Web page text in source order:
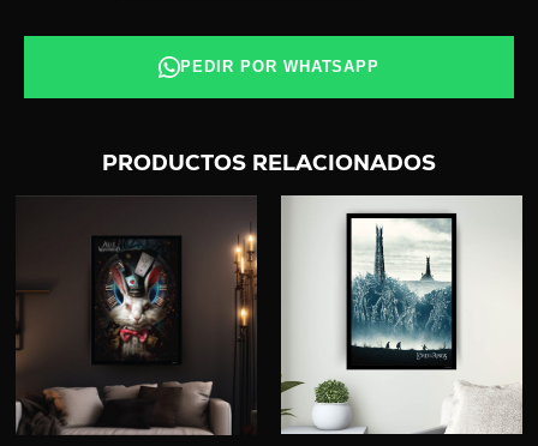
PEDIR POR WHATSAPP
PRODUCTOS RELACIONADOS